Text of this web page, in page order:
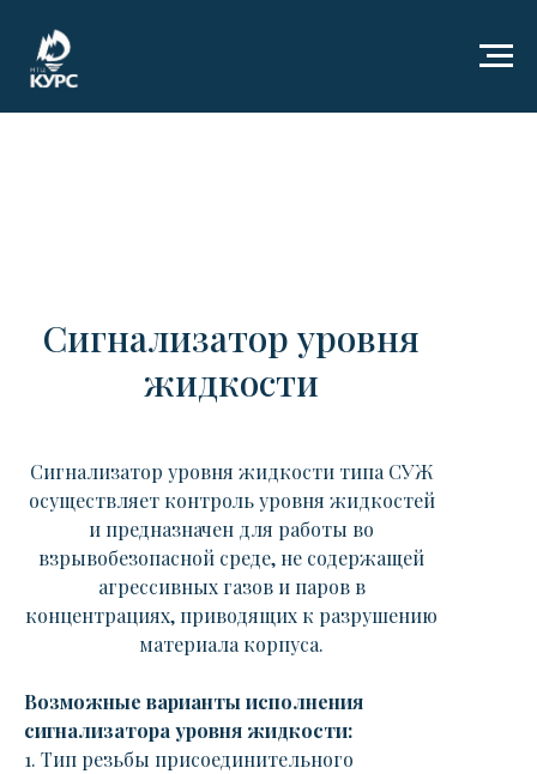
Сигнализатор уровня
жидкости
Сигнализатор уровня жидкости типа СУЖ
осуществляет контроль уровня жидкостей
и предназначен для работы во
взрывобезопасной среде, не содержащей
агрессивных газов и паров в
концентрациях, приводящих к разрушению
материала корпуса.
Возможные варианты исполнения
сигнализатора уровня жидкости:
1. Тип резьбы присоединительного